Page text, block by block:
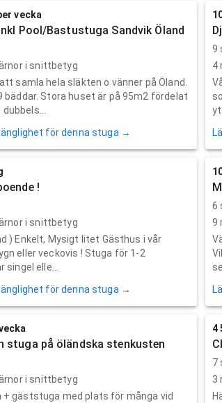
vecka
Pool/Bastustuga Sandvik Öland
i snittbetyg
samla hela släkten o vänner på Öland.
Stora huset är på 95m2 fördelat
för denna stuga →
9
4
!
i snittbetyg
) Enkelt, Mysigt litet Gästhus i vår
eller veckovis ! Stuga för 1-2
elle...
för denna stuga →
6
9
stuga på öländska stenkusten
i snittbetyg
gäststuga med plats för många vid
4
7
3